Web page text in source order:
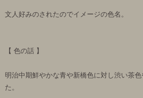
文人好みのされたのでイメージの色名。
【 色の話 】
明治中期鮮やかな青や新橋色に対し渋い茶
た。